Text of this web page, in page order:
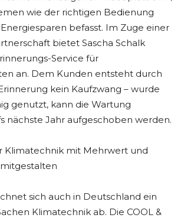
wie der richtigen Bedienung
befasst. Im Zuge einer
bietet Sascha Schalk
Service für
an. Dem Kunden entsteht durch
kein Kaufzwang – wurde
genutzt, kann die Wartung
nächste Jahr aufgeschoben werden.
Klimatechnik mit Mehrwert und
sich auch in Deutschland ein
Klimatechnik ab. Die COOL &